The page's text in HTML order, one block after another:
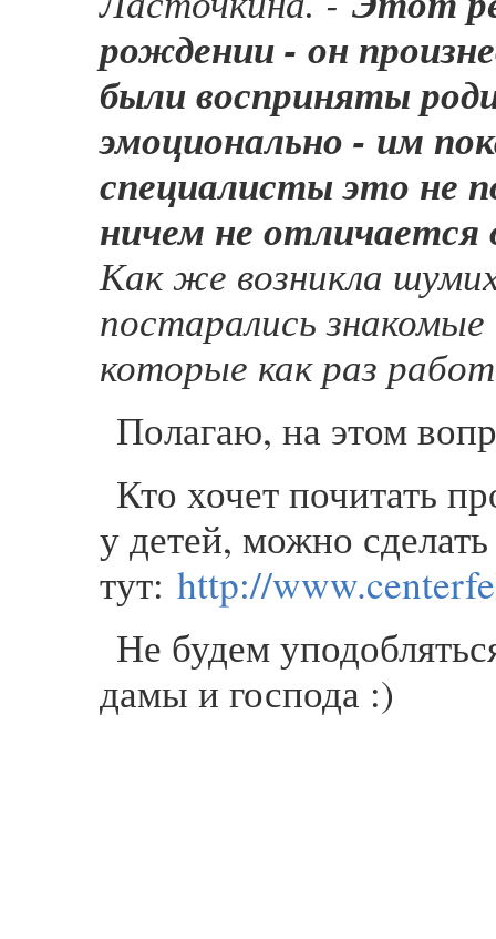
рождении - он
были восприняты
эмоционально - им
специалисты это не
ничем не
Как же возникла
постарались
которые как раз
Полагаю, на этом
Кто хочет почитать
у детей, можно
тут: http://
Не будем
дамы и господа :)